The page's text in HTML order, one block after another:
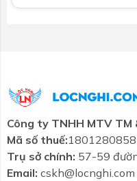
Lỗ thoát tràn: Có
Kích thước lỗ bắt
Công ty TNHH MTV TM
Mã số thuế:1801280858
Trụ sở chính: 57-59
Email: cskh@locnghi.com